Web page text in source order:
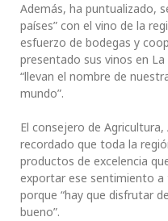
Además, ha puntualizado,
países” con el vino de la
esfuerzo de bodegas y
presentado sus vinos en
“llevan el nombre de
mundo”.
El consejero de
recordado que toda la
productos de excelencia
exportar ese sentimiento
porque “hay que disfrutar
bueno”.